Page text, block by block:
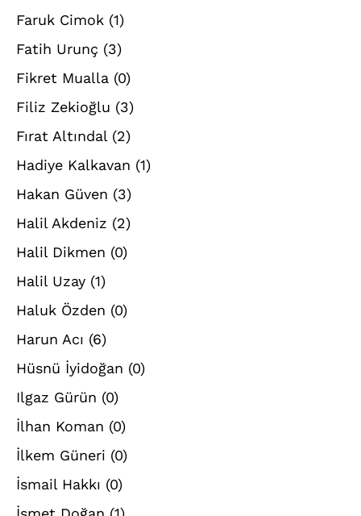
Faruk Cimok (1)
Fatih Urunç (3)
Fikret Mualla (0)
Filiz Zekioğlu (3)
Fırat Altındal (2)
Hadiye Kalkavan (1)
Hakan Güven (3)
Halil Akdeniz (2)
Halil Dikmen (0)
Halil Uzay (1)
Haluk Özden (0)
Harun Acı (6)
Hüsnü İyidoğan (0)
Ilgaz Gürün (0)
İlhan Koman (0)
İlkem Güneri (0)
İsmail Hakkı (0)